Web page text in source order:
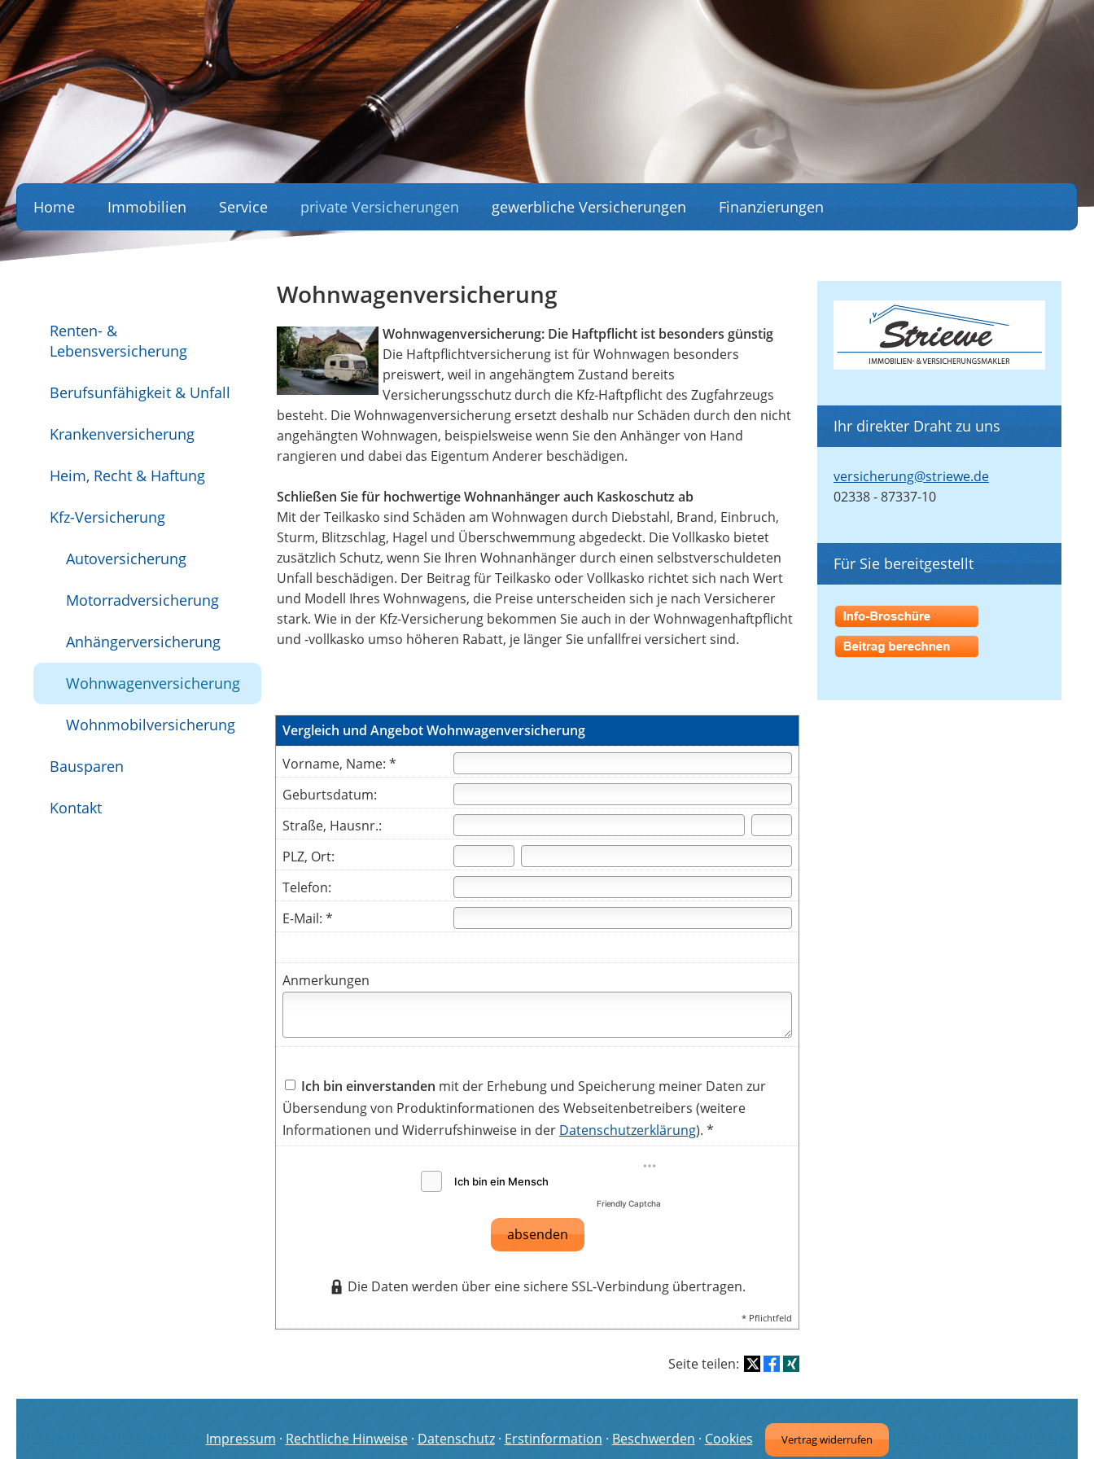
Home Immobilien Service private Versicherungen
Renten- &
Lebensversicherung
Berufsunfähigkeit & Unfall
Krankenversicherung
Heim, Recht & Haftung
Kfz-Versicherung
Autoversicherung
Motorradversicherung
Anhängerversicherung
Wohnwagenversicherung
Wohnmobilversicherung
Bausparen
Kontakt
gewerbliche Versicherungen Finanzierungen
Ihr direkter Draht zu uns
versicherung@striewe.de
02338 - 87337-10
Für Sie bereitgestellt
Wohnwagenversicherung
Wohnwagenversicherung: Die Haftpflicht ist besonders günstig
Die Haftpflichtversicherung ist für Wohnwagen besonders
preiswert, weil in angehängtem Zustand bereits
Versicherungsschutz durch die Kfz-Haftpflicht des Zugfahrzeugs
besteht. Die Wohnwagenversicherung ersetzt deshalb nur Schäden durch den nicht
angehängten Wohnwagen, beispielsweise wenn Sie den Anhänger von Hand
rangieren und dabei das Eigentum Anderer beschädigen.
Schließen Sie für hochwertige Wohnanhänger auch Kaskoschutz ab
Mit der Teilkasko sind Schäden am Wohnwagen durch Diebstahl, Brand, Einbruch,
Sturm, Blitzschlag, Hagel und Überschwemmung abgedeckt. Die Vollkasko bietet
zusätzlich Schutz, wenn Sie Ihren Wohnanhänger durch einen selbstverschuldeten
Unfall beschädigen. Der Beitrag für Teilkasko oder Vollkasko richtet sich nach Wert
und Modell Ihres Wohnwagens, die Preise unterscheiden sich je nach Versicherer
stark. Wie in der Kfz-Versicherung bekommen Sie auch in der Wohnwagenhaftpflicht
und -vollkasko umso höheren Rabatt, je länger Sie unfallfrei versichert sind.
Vergleich und Angebot Wohnwagenversicherung
Vorname, Name: *
Geburtsdatum:
Straße, Hausnr.:
PLZ, Ort:
Telefon:
E-Mail: *
Anmerkungen
Ich bin einverstanden mit der Erhebung und Speicherung meiner Daten zur
Übersendung von Produktinformationen des Webseitenbetreibers (weitere
Informationen und Widerrufshinweise in der Datenschutzerklärung). *
Friendly Captcha
absenden
Die Daten werden über eine sichere SSL-Verbindung übertragen.
* Pflichtfeld
Seite teilen:
Impressum · Rechtliche Hinweise· Datenschutz· Erstinformation · Beschwerden · Cookies Vertrag widerrufen